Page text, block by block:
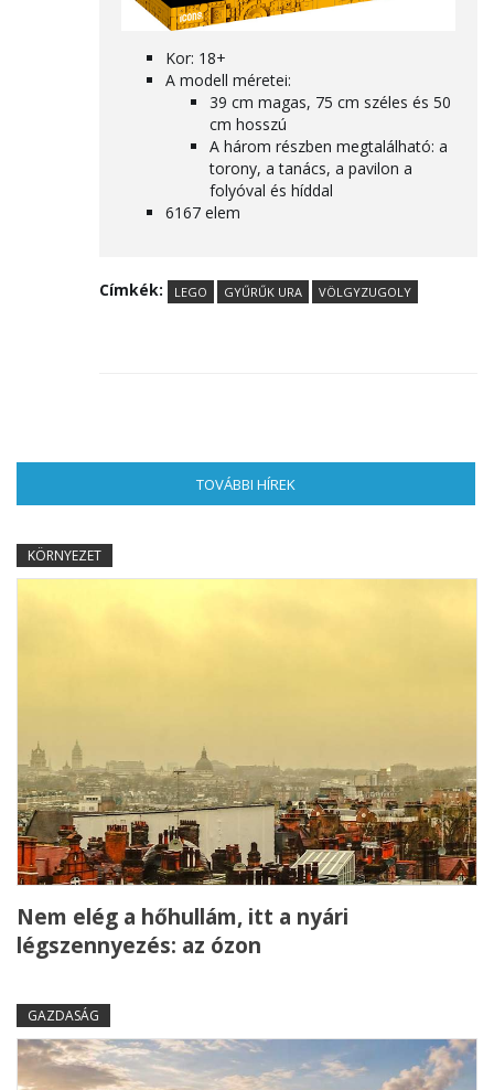
Kor: 18+
A modell méretei:
39 cm magas, 75 cm széles és 50
cm hosszú
A három részben megtalálható: a
torony, a tanács, a pavilon a
folyóval és híddal
6167 elem
Címkék: LEGO GYŰRŰK URA VÖLGYZUGOLY
TOVÁBBI HÍREK
KÖRNYEZET
Nem elég a hőhullám, itt a nyári
légszennyezés: az ózon
GAZDASÁG